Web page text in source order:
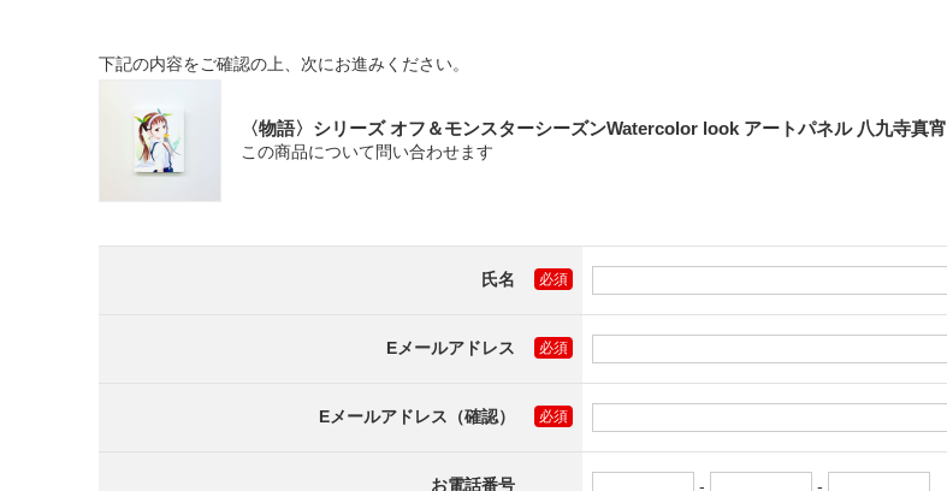
下記の内容をご確認の上、次にお進みください。
〈物語〉シリーズ オフ＆モンスターシーズンWatercolor look アートパネル 八九寺真宵
この商品について問い合わせます
氏名 必須
Eメールアドレス 必須
Eメールアドレス（確認） 必須
お電話番号 - -